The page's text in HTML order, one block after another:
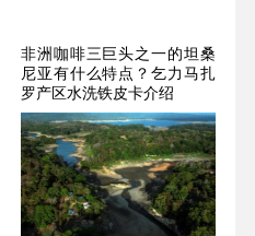
非洲咖啡三巨头之一的坦桑
尼亚有什么特点？乞力马扎
罗产区水洗铁皮卡介绍